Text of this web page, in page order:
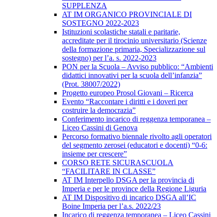
SUPPLENZA
AT IM ORGANICO PROVINCIALE DI
SOSTEGNO 2022-2023
Istituzioni scolastiche statali e paritarie,
accreditate per il tirocinio universitario (Scienze
della formazione primaria, Specializzazione sul
sostegno) per l’a. s. 2022-2023
PON per la Scuola – Avviso pubblico: “Ambienti
didattici innovativi per la scuola dell’infanzia”
(Prot. 38007/2022)
Progetto europeo Prosol Giovani – Ricerca
Evento “Raccontare i diritti e i doveri per
costruire la democrazia”
Conferimento incarico di reggenza temporanea –
Liceo Cassini di Genova
Percorso formativo biennale rivolto agli operatori
del segmento zerosei (educatori e docenti) “0-6:
insieme per crescere”
CORSO RETE SICURASCUOLA
“FACILITARE IN CLASSE”
AT IM Interpello DSGA per la provincia di
Imperia e per le province della Regione Liguria
AT IM Dispositivo di incarico DSGA all’IC
Boine Imperia per l’a.s. 2022/23
Incarico di reggenza temporanea – Liceo Cassini